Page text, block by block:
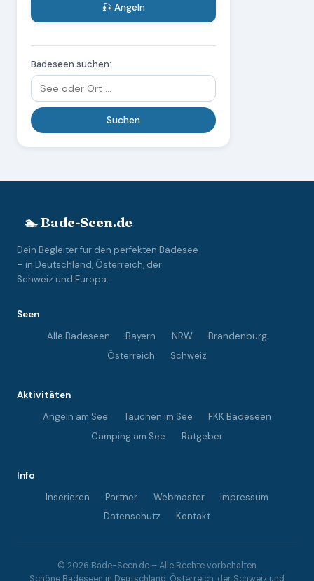
🎣 Angeln
Badeseen suchen:
🏊 Bade-Seen.de
Dein Begleiter für den perfekten Badesee
– in Deutschland, Österreich, der
Schweiz und Europa.
Seen
Alle Badeseen
Bayern NRW
Brandenburg
Österreich
Schweiz
Aktivitäten
Angeln am See
Tauchen im See
FKK Badeseen
Camping am See
Ratgeber
Info
Inserieren
Partner Webmaster
Impressum
Datenschutz
Kontakt
© 2026 Bade-Seen.de – Alle Rechte vorbehalten